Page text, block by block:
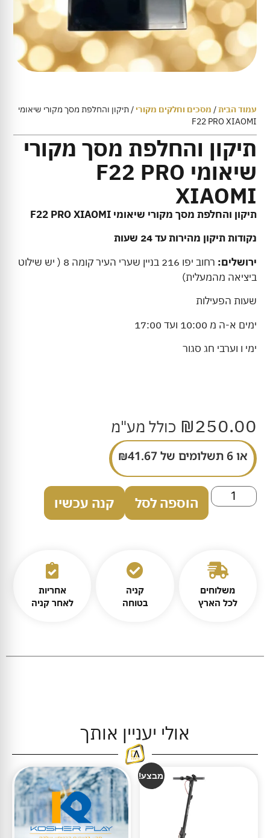
תיקון והחלפת מסך מקורי
שיאומי F22 PRO
XIAOMI
עמוד הבית/ מסכים וחלקים מקורי / תיקון והחלפת מסך מקורי שיאומי
F22 PRO XIAOMI
תיקון והחלפת מסך מקורי שיאומי F22 PRO XIAOMI
נקודות תיקון מהירות עד 24 שעות
ירושלים:
רחוב יפו 216 בניין שערי העיר קומה 8 ( יש שילוט
ביציאה מהמעלית)
שעות הפעילות
ימים א-ה מ 10:00 ועד 17:00
ימי ו וערבי חג סגור
₪250.00 כולל מע"מ
או 6 תשלומים של ₪41.67
הוספה לסל קנה עכשיו
משלוחים
לכל הארץ
קניה
בטוחה
אחריות
לאחר קניה
אולי יעניין אותך
מבצע!